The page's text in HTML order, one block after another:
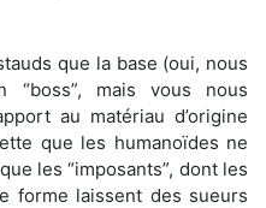
que la base (oui, nous
“boss”, mais vous nous
au matériau d’origine
que les humanoïdes ne
les “imposants”, dont les
forme laissent des sueurs